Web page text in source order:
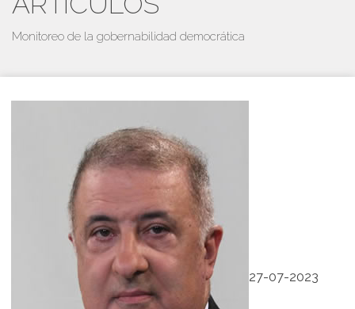
Monitoreo de la gobernabilidad democrática
27-07-2023